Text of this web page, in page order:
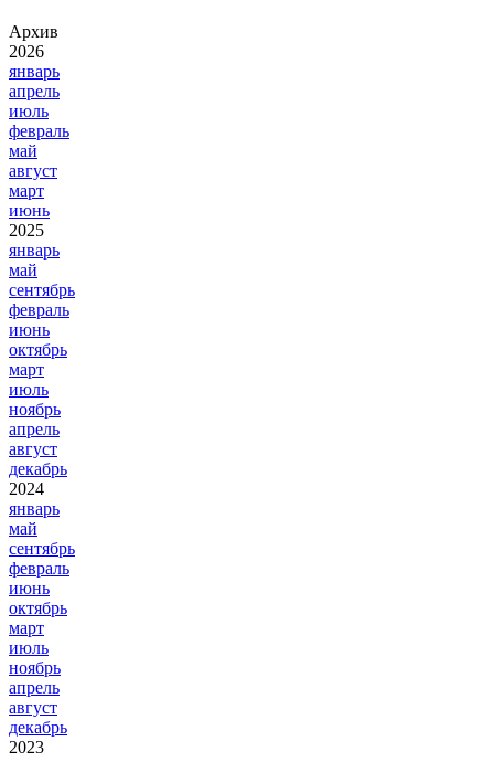
Архив
2026
январь
апрель
июль
февраль
май
август
март
июнь
2025
январь
май
сентябрь
февраль
июнь
октябрь
март
июль
ноябрь
апрель
август
декабрь
2024
январь
май
сентябрь
февраль
июнь
октябрь
март
июль
ноябрь
апрель
август
декабрь
2023